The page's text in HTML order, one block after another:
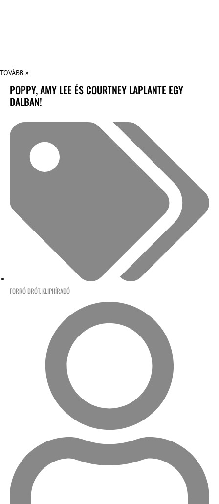
TOVÁBB »
POPPY, AMY LEE ÉS COURTNEY LAPLANTE EGY
DALBAN!
FORRÓ DRÓT, KLIPHÍRADÓ